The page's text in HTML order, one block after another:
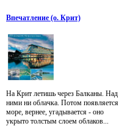
Впечатление (о. Крит)
На Крит летишь через Балканы. Над
ними ни облачка. Потом появляется
море, вернее, угадывается - оно
укрыто толстым слоем облаков...